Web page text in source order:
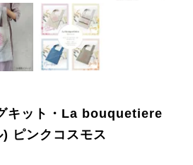
キット・La bouquetiere
ピンクコスモス